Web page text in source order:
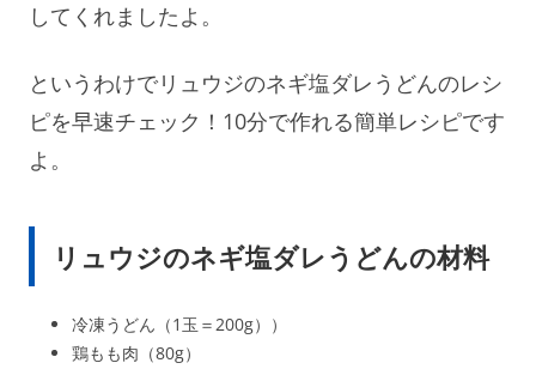
してくれましたよ。
というわけでリュウジのネギ塩ダレうどんのレシ
ピを早速チェック！10分で作れる簡単レシピです
よ。
リュウジのネギ塩ダレうどんの材料
冷凍うどん（1玉＝200g））
鶏もも肉（80g）